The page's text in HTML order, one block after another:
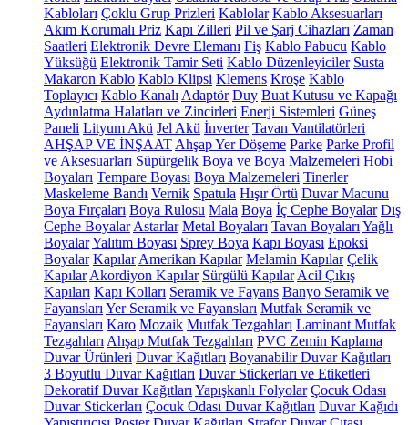
Kabloları Çoklu Grup Prizleri Kablolar Kablo Aksesuarları
Akım Korumalı Priz Kapı Zilleri Pil ve Şarj Cihazları Zaman
Saatleri Elektronik Devre Elemanı Fiş Kablo Pabucu Kablo
Yüksüğü Elektronik Tamir Seti Kablo Düzenleyiciler Susta
Makaron Kablo Kablo Klipsi Klemens Kroşe Kablo
Toplayıcı Kablo Kanalı Adaptör Duy Buat Kutusu ve Kapağı
Aydınlatma Halatları ve Zincirleri Enerji Sistemleri Güneş
Paneli Lityum Akü Jel Akü İnverter Tavan Vantilatörleri
AHŞAP VE İNŞAAT Ahşap Yer Döşeme Parke Parke Profil
ve Aksesuarları Süpürgelik Boya ve Boya Malzemeleri Hobi
Boyaları Tempare Boyası Boya Malzemeleri Tinerler
Maskeleme Bandı Vernik Spatula Hışır Örtü Duvar Macunu
Boya Fırçaları Boya Rulosu Mala Boya İç Cephe Boyalar Dış
Cephe Boyalar Astarlar Metal Boyaları Tavan Boyaları Yağlı
BoyalarYalıtım Boyası Sprey Boya Kapı Boyası Epoksi
Boyalar Kapılar Amerikan Kapılar Melamin Kapılar Çelik
Kapılar Akordiyon Kapılar Sürgülü Kapılar Acil Çıkış
Kapıları Kapı Kolları Seramik ve Fayans Banyo Seramik ve
Fayansları Yer Seramik ve Fayansları Mutfak Seramik ve
Fayansları Karo Mozaik Mutfak Tezgahları Laminant Mutfak
Tezgahları Ahşap Mutfak Tezgahları PVC Zemin Kaplama
Duvar Ürünleri Duvar Kağıtları Boyanabilir Duvar Kağıtları
3 Boyutlu Duvar Kağıtları Duvar Stickerları ve Etiketleri
Dekoratif Duvar Kağıtları Yapışkanlı Folyolar Çocuk Odası
Duvar Stickerları Çocuk Odası Duvar Kağıtları Duvar Kağıdı